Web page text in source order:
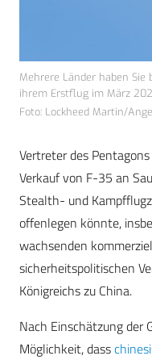
Mehrere Länder haben Sie
ihrem Erstflug im März
Foto: Lockheed Martin/
Vertreter des
Verkauf von F-35 an
Stealth- und
offenlegen könnte,
wachsenden
sicherheitspolitischen
Königreichs zu China.
Nach Einschätzung der
Möglichkeit, dass